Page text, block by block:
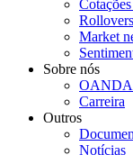
Rollovers
Market
Sobre nós
OANDA
Carreira
Outros
Notícias